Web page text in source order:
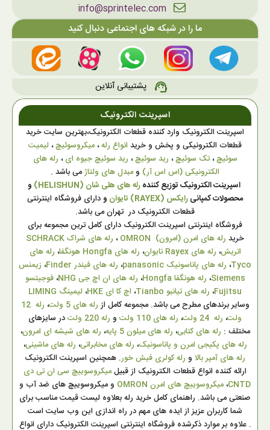
info@sprintelec.com
ما را در شبکه های اجتماعی دنبال کنید
support_agent
پشتیبانی آنلاین
اسپرینت الکترونیک
اسپرینت الکترونیک وارد کننده قطعات الکترونیک،بهترین سایت خرید
قطعات الکترونیکی و پخش و خرید انواع رله،میکروسوئیچ، لیمیت
سوئیچ،تک سوئیچ، رید سوئیچ، رید سوئیچ جیوه ای، رله های
الکترونیکی (اس اس آر) ومبدل های ولتاژمی باشد .
اسپرینت الکترونیک توزیع کنندهرله های هلی شان (HELISHUN)
و
محصولات کمپانیرایکس (RAYEX) تایوان ودارای فروشگاه اینترنتی
قطعات الکترونیک در تهران می باشد.
فروشگاه اینترنتی اسپرینت الکترونیک دارای کامل ترین مجموعه برای
خرید رله های امرن (امرون) OMRON ،
رله های شراک SCHRACK
اتریش، رله های Rayex تایوان ، رله های Hongfa هونگفا ، رله های
Tyco، رله های پاناسونیک panasonic ، رله های فیندر Finder ، زیمنس
Siemens، رله هونگفا Hongfa ، رله های ان اچ جی NHG ،فوجیتسو
Fujitsu، رله های تیانبو Tianbo ، اچ کا ای HKE ، لیمینگ LIMING
وسایر برندهای مطرح می باشد. مجموعه کامل از رله های 5 ولت ،
رله 12
ولت، رله 24 ولت ، رله های 110 ولت و رله 220 ولت
در سایزهای
مختلف : رله های کتابی، رله های میلون 5 پایه ، رله های شیشه ای امرون،
رله های پکیجی امرن و پاناسونیک، رله های مخابراتی، رله های ماشینی،
رله های آمپر بالا و رله کولری فیش خور. همچنین اسپرینت الکترونیک
ارائه کننده انواع قطعات الکترونیک از قبیلمیکروسوییچ سی ان تی دی
CNTD،میکروسوییچ های امرن OMRON
و میکروسوییچ های ضد آب و
صنعتی می باشد. راهنمای کامل خرید رله بعلاوه لیست قیمت مناسب برای
شما کاربران عزیز از ایده های مهم در راه اندازی این وب سایت است
. علاوه بر موارد ذکرشده فروشگاه اینترنتی اسپرینت الکترونیک دارای انواع